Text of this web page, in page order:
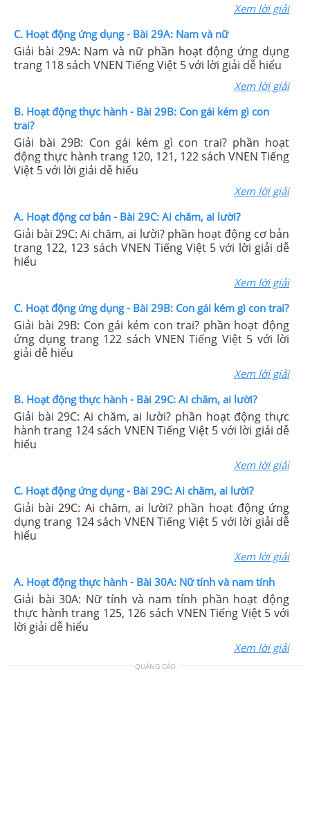
Xem lời giải
C. Hoạt động ứng dụng - Bài 29A: Nam và nữ
Giải bài 29A: Nam và nữ phần hoạt động ứng dụng
trang 118 sách VNEN Tiếng Việt 5 với lời giải dễ hiểu
Xem lời giải
B. Hoạt động thực hành - Bài 29B: Con gái kém gì con
trai?
Giải bài 29B: Con gái kém gì con trai? phần hoạt
động thực hành trang 120, 121, 122 sách VNEN Tiếng
Việt 5 với lời giải dễ hiểu
Xem lời giải
A. Hoạt động cơ bản - Bài 29C: Ai chăm, ai lười?
Giải bài 29C: Ai chăm, ai lười? phần hoạt động cơ bản
trang 122, 123 sách VNEN Tiếng Việt 5 với lời giải dễ
hiểu
Xem lời giải
C. Hoạt động ứng dụng - Bài 29B: Con gái kém gì con trai?
Giải bài 29B: Con gái kém con trai? phần hoạt động
ứng dụng trang 122 sách VNEN Tiếng Việt 5 với lời
giải dễ hiểu
Xem lời giải
B. Hoạt động thực hành - Bài 29C: Ai chăm, ai lười?
Giải bài 29C: Ai chăm, ai lười? phần hoạt động thực
hành trang 124 sách VNEN Tiếng Việt 5 với lời giải dễ
hiểu
Xem lời giải
C. Hoạt động ứng dụng - Bài 29C: Ai chăm, ai lười?
Giải bài 29C: Ai chăm, ai lười? phần hoạt động ứng
dụng trang 124 sách VNEN Tiếng Việt 5 với lời giải dễ
hiểu
Xem lời giải
A. Hoạt động thực hành - Bài 30A: Nữ tính và nam tính
Giải bài 30A: Nữ tính và nam tính phần hoạt động
thực hành trang 125, 126 sách VNEN Tiếng Việt 5 với
lời giải dễ hiểu
Xem lời giải
QUẢNG CÁO